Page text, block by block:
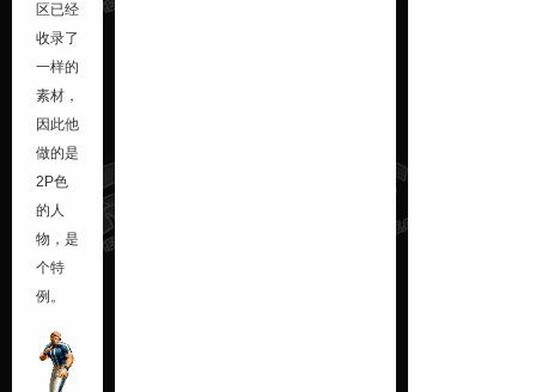
区已经
收录了
一样的
素材，
因此他
做的是
2P色
的人
物，是
个特
例。